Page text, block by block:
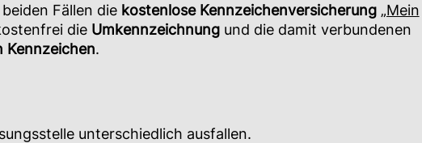
Fällen die kostenlose Kennzeichenversicherung „Mein
die Umkennzeichnungund die damit verbundenen
Kennzeichen.
unterschiedlich ausfallen.